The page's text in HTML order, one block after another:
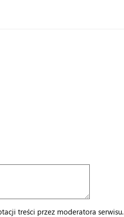
treści przez moderatora serwisu.